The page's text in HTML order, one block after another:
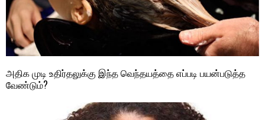
அதிக முடி உதிர்தலுக்கு இந்த வெந்தயத்தை எப்படி பயன்படுத்த
வேண்டும்?